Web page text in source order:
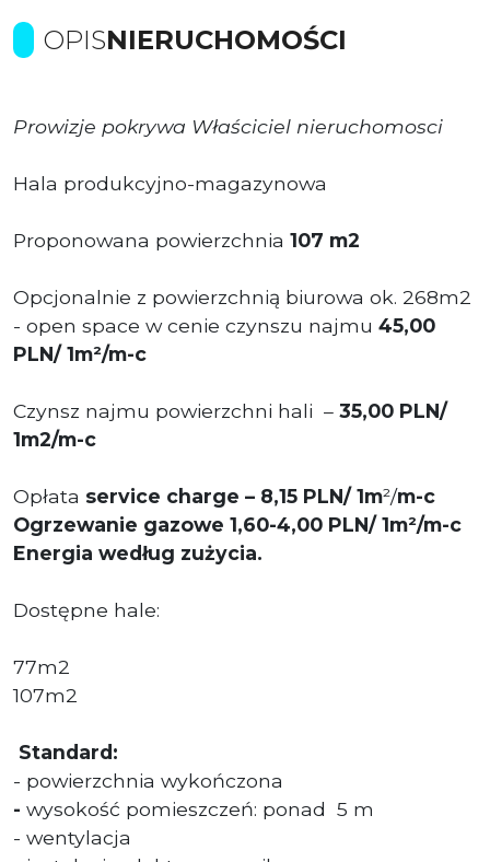
OPISNIERUCHOMOŚCI
Prowizje pokrywa Właściciel nieruchomosci
Hala produkcyjno-magazynowa
Proponowana powierzchnia 107 m2
Opcjonalnie z powierzchnią biurowa ok. 268m2
- open space w cenie czynszu najmu 45,00
PLN/ 1m²/m-c
Czynsz najmu powierzchni hali – 35,00 PLN/
1m2/m-c
Opłata service charge – 8,15 PLN/ 1m²/m-c
Ogrzewanie gazowe 1,60-4,00 PLN/ 1m²/m-c
Energia według zużycia.
Dostępne hale:
77m2
107m2
Standard:
- powierzchnia wykończona
- wysokość pomieszczeń: ponad 5 m
- wentylacja